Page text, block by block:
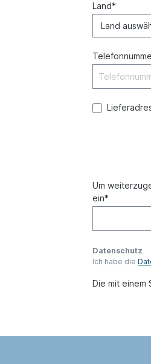
Land*
Um
ein*
Datenschutz
Ich habe die
Die mit einem